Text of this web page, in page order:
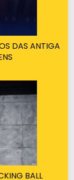
DAS ANTIGA
BALL